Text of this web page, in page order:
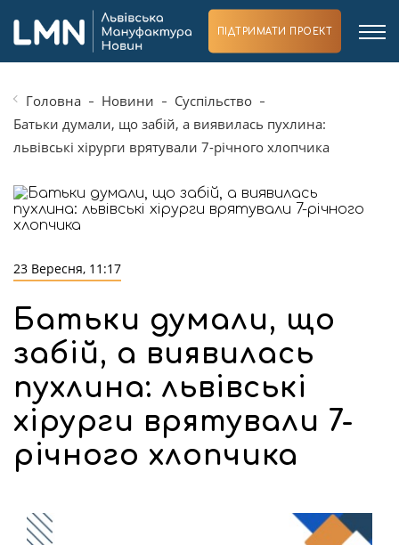
ПІДТРИМАТИ ПРОЕКТ
Головна Новини
Суспільство
Батьки думали, що забій, а виявилась пухлина:
львівські хірурги врятували 7-річного хлопчика
23 Вересня, 11:17
Батьки думали, що
забій, а виявилась
пухлина: львівські
хірурги врятували 7-
річного хлопчика